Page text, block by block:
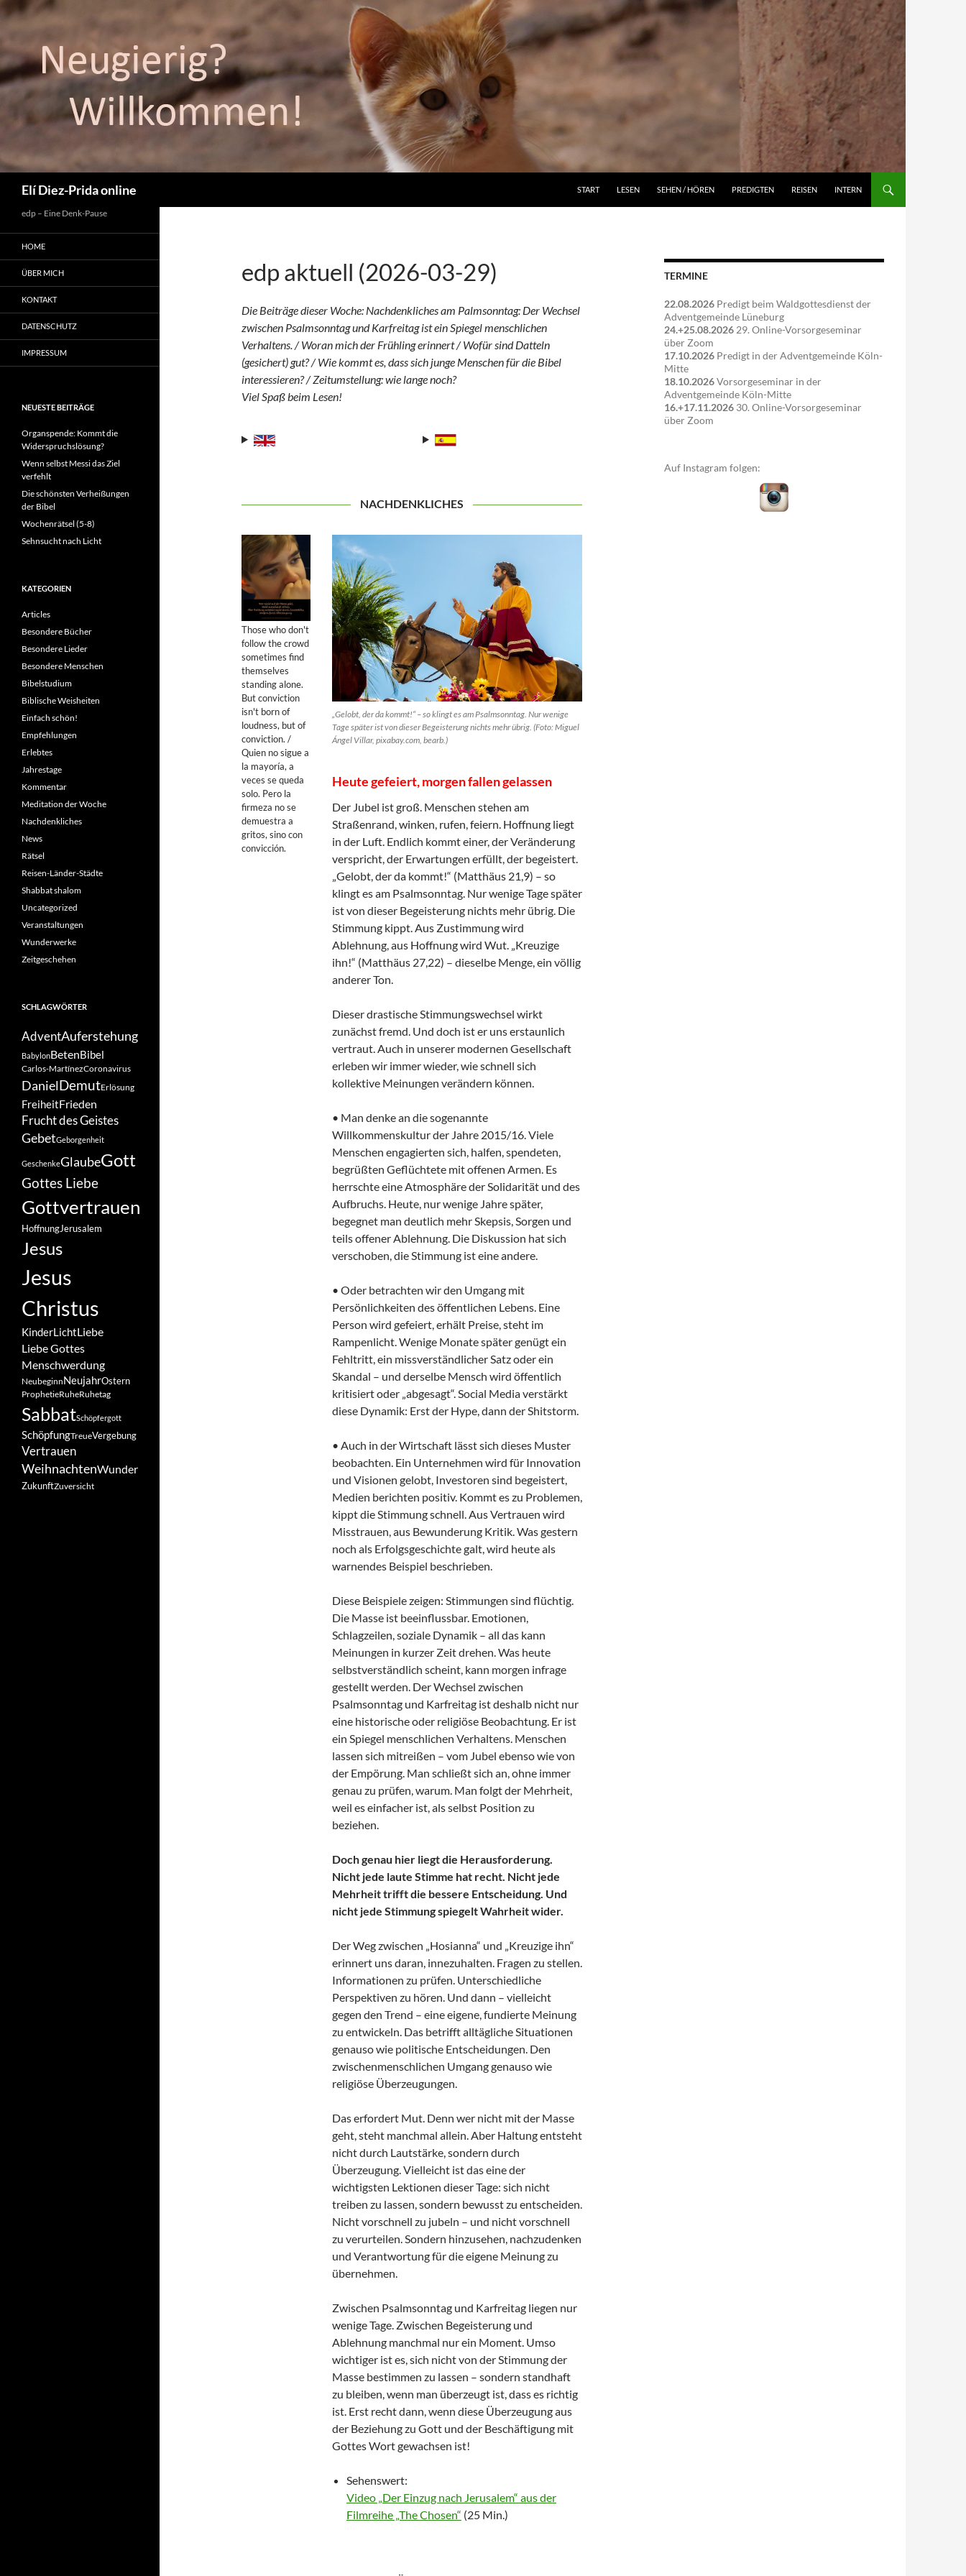
Elí Diez-Prida online
START
LESEN SEHEN / HÖREN PREDIGTEN REISEN INTERN
edp aktuell (2026-03-29)
Die Beiträge dieser Woche: Nachdenkliches am Palmsonntag: Der Wechsel
zwischen Psalmsonntag und Karfreitag ist ein Spiegel menschlichen
Verhaltens. / Woran mich der Frühling erinnert / Wofür sind Datteln
(gesichert) gut? / Wie kommt es, dass sich junge Menschen für die Bibel
interessieren? / Zeitumstellung: wie lange noch?
Viel Spaß beim Lesen!
NACHDENKLICHES
Those who don't
follow the crowd
sometimes find
themselves
standing alone.
But conviction
isn't born of
loudness, but of
conviction. /
Quien no sigue a
la mayoría, a
veces se queda
solo. Pero la
firmeza no se
demuestra a
gritos, sino con
convicción.
„Gelobt, der da kommt!“ – so klingt es am Psalmsonntag. Nur wenige
Tage später ist von dieser Begeisterung nichts mehr übrig. (Foto: Miguel
Ángel Villar, pixabay.com, bearb.)
Heute gefeiert, morgen fallen gelassen
Der Jubel ist groß. Menschen stehen am
Straßenrand, winken, rufen, feiern. Hoffnung liegt
in der Luft. Endlich kommt einer, der Veränderung
verspricht, der Erwartungen erfüllt, der begeistert.
„Gelobt, der da kommt!“ (Matthäus 21,9) – so
klingt es am Psalmsonntag. Nur wenige Tage später
ist von dieser Begeisterung nichts mehr übrig. Die
Stimmung kippt. Aus Zustimmung wird
Ablehnung, aus Hoffnung wird Wut. „Kreuzige
ihn!“ (Matthäus 27,22) – dieselbe Menge, ein völlig
anderer Ton.
Dieser drastische Stimmungswechsel wirkt
zunächst fremd. Und doch ist er uns erstaunlich
vertraut. Auch in unserer modernen Gesellschaft
erleben wir immer wieder, wie schnell sich
kollektive Meinungen verändern können.
• Man denke an die sogenannte
Willkommenskultur der Jahre 2015/16. Viele
Menschen engagierten sich, halfen, spendeten,
begrüßten Geflüchtete mit offenen Armen. Es
herrschte eine Atmosphäre der Solidarität und des
Aufbruchs. Heute, nur wenige Jahre später,
begegnet man deutlich mehr Skepsis, Sorgen und
teils offener Ablehnung. Die Diskussion hat sich
verschoben, die Stimmung ist eine andere.
• Oder betrachten wir den Umgang mit
Persönlichkeiten des öffentlichen Lebens. Eine
Person wird gefeiert, erhält Preise, steht im
Rampenlicht. Wenige Monate später genügt ein
Fehltritt, ein missverständlicher Satz oder ein
Skandal – und derselbe Mensch wird öffentlich
kritisiert oder „abgesagt“. Social Media verstärkt
diese Dynamik: Erst der Hype, dann der Shitstorm.
• Auch in der Wirtschaft lässt sich dieses Muster
beobachten. Ein Unternehmen wird für Innovation
und Visionen gelobt, Investoren sind begeistert,
Medien berichten positiv. Kommt es zu Problemen,
kippt die Stimmung schnell. Aus Vertrauen wird
Misstrauen, aus Bewunderung Kritik. Was gestern
noch als Erfolgsgeschichte galt, wird heute als
warnendes Beispiel beschrieben.
Diese Beispiele zeigen: Stimmungen sind flüchtig.
Die Masse ist beeinflussbar. Emotionen,
Schlagzeilen, soziale Dynamik – all das kann
Meinungen in kurzer Zeit drehen. Was heute
selbstverständlich scheint, kann morgen infrage
gestellt werden. Der Wechsel zwischen
Psalmsonntag und Karfreitag ist deshalb nicht nur
eine historische oder religiöse Beobachtung. Er ist
ein Spiegel menschlichen Verhaltens. Menschen
lassen sich mitreißen – vom Jubel ebenso wie von
der Empörung. Man schließt sich an, ohne immer
genau zu prüfen, warum. Man folgt der Mehrheit,
weil es einfacher ist, als selbst Position zu
beziehen.
Doch genau hier liegt die Herausforderung.
Nicht jede laute Stimme hat recht. Nicht jede
Mehrheit trifft die bessere Entscheidung. Und
nicht jede Stimmung spiegelt Wahrheit wider.
Der Weg zwischen „Hosianna“ und „Kreuzige ihn“
erinnert uns daran, innezuhalten. Fragen zu stellen.
Informationen zu prüfen. Unterschiedliche
Perspektiven zu hören. Und dann – vielleicht
gegen den Trend – eine eigene, fundierte Meinung
zu entwickeln. Das betrifft alltägliche Situationen
genauso wie politische Entscheidungen. Den
zwischenmenschlichen Umgang genauso wie
religiöse Überzeugungen.
Das erfordert Mut. Denn wer nicht mit der Masse
geht, steht manchmal allein. Aber Haltung entsteht
nicht durch Lautstärke, sondern durch
Überzeugung. Vielleicht ist das eine der
wichtigsten Lektionen dieser Tage: sich nicht
treiben zu lassen, sondern bewusst zu entscheiden.
Nicht vorschnell zu jubeln – und nicht vorschnell
zu verurteilen. Sondern hinzusehen, nachzudenken
und Verantwortung für die eigene Meinung zu
übernehmen.
Zwischen Psalmsonntag und Karfreitag liegen nur
wenige Tage. Zwischen Begeisterung und
Ablehnung manchmal nur ein Moment. Umso
wichtiger ist es, sich nicht von der Stimmung der
Masse bestimmen zu lassen – sondern standhaft
zu bleiben, wenn man überzeugt ist, dass es richtig
ist. Erst recht dann, wenn diese Überzeugung aus
der Beziehung zu Gott und der Beschäftigung mit
Gottes Wort gewachsen ist!
Sehenswert:
Video „Der Einzug nach Jerusalem“ aus der
Filmreihe „The Chosen“ (25 Min.)
TERMINE
22.08.2026 Predigt beim Waldgottesdienst der
Adventgemeinde Lüneburg
24.+25.08.2026 29. Online-Vorsorgeseminar
über Zoom
17.10.2026 Predigt in der Adventgemeinde Köln-
Mitte
18.10.2026Vorsorgeseminar in der
Adventgemeinde Köln-Mitte
16.+17.11.2026 30. Online-Vorsorgeseminar
über Zoom
Auf Instagram folgen:
edp – Eine Denk-Pause
HOME
ÜBER MICH
KONTAKT
DATENSCHUTZ
IMPRESSUM
NEUESTE BEITRÄGE
Organspende: Kommt die
Widerspruchslösung?
Wenn selbst Messi das Ziel
verfehlt
Die schönsten Verheißungen
der Bibel
Wochenrätsel (5-8)
Sehnsucht nach Licht
KATEGORIEN
Articles
Besondere Bücher
Besondere Lieder
Besondere Menschen
Bibelstudium
Biblische Weisheiten
Einfach schön!
Empfehlungen
Erlebtes
Jahrestage
Kommentar
Meditation der Woche
Nachdenkliches
News
Rätsel
Reisen-Länder-Städte
Shabbat shalom
Uncategorized
Veranstaltungen
Wunderwerke
Zeitgeschehen
SCHLAGWÖRTER
AdventAuferstehung
BabylonBetenBibel
Carlos-MartínezCoronavirus
DanielDemutErlösung
FreiheitFrieden
Frucht des Geistes
GebetGeborgenheit
GeschenkeGlaubeGott
Gottes Liebe
Gottvertrauen
HoffnungJerusalem
Jesus
Jesus
Christus
KinderLichtLiebe
Liebe Gottes
Menschwerdung
NeubeginnNeujahrOstern
ProphetieRuheRuhetag
SabbatSchöpfergott
SchöpfungTreueVergebung
Vertrauen
WeihnachtenWunder
ZukunftZuversicht